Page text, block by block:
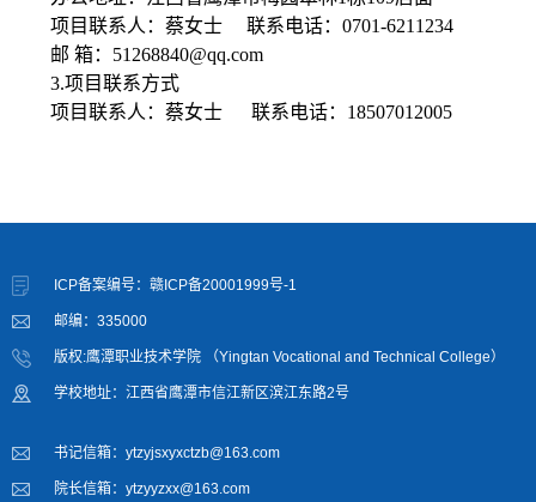
项目联系人： 蔡女士 联系电话： 0701-6211234
邮 箱： 51268840@qq.com
3.项目联系方式
项目联系人： 蔡女士 联系电话： 18507012005
ICP备案编号：赣ICP备20001999号-1
邮编：335000
版权:鹰潭职业技术学院 （Yingtan Vocational and Technical College）
学校地址：江西省鹰潭市信江新区滨江东路2号
书记信箱：ytzyjsxyxctzb@163.com
院长信箱：ytzyyzxx@163.com